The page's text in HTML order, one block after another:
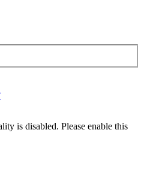
is disabled. Please enable this